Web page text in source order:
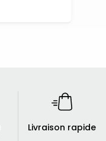
Livraison rapide